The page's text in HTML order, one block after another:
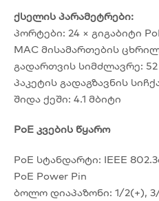
ქსელის პარამეტრები:
პორტები: 24 × გიგაბიტი
MAC მისამართების
გადართვის სიმძლავრე:
პაკეტის გადაგზავნის
შიდა ქეში: 4.1 მბიტი
PoE კვების წყარო
PoE სტანდარტი: IEEE
PoE Power Pin
ბოლო დიაპაზონი: 1/2(+),